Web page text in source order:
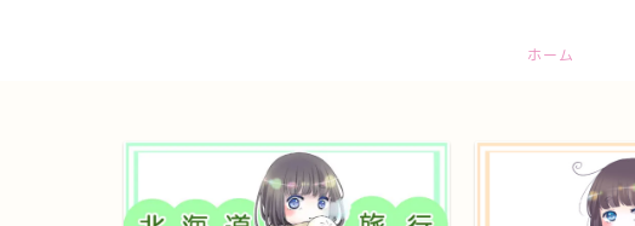
ホーム